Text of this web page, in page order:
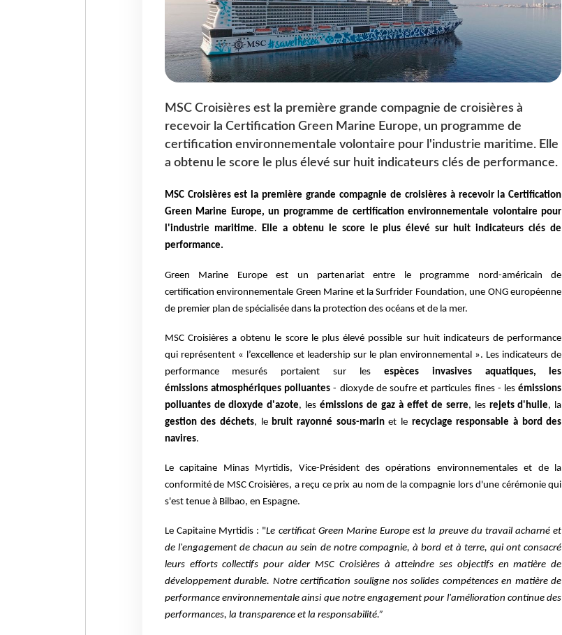
MSC Croisières est la première grande compagnie de croisières à
recevoir la Certification Green Marine Europe, un programme de
certification environnementale volontaire pour l'industrie maritime. Elle
a obtenu le score le plus élevé sur huit indicateurs clés de performance.
MSC Croisières est la première grande compagnie de croisières à recevoir la Certification
Green Marine Europe, un programme de certification environnementale volontaire pour
l'industrie maritime. Elle a obtenu le score le plus élevé sur huit indicateurs clés de
performance.
Green Marine Europe est un partenariat entre le programme nord-américain de
certificationenvironnementale Green Marine et la Surfrider Foundation, une ONG européenne
de premier plan de spécialisée dans la protection des océans et de la mer.
MSC Croisières a obtenu le score le plus élevé possible sur huit indicateurs de performance
qui représentent « l’excellence et leadership sur le plan environnemental ». Les indicateurs de
performance mesurés portaient sur les espèces invasives aquatiques, les
émissions atmosphériques polluantes - dioxyde de soufre et particules fines - les émissions
polluantes de dioxyded'azote, lesémissions de gaz à effet de serre, les rejets d'huile, la
gestion des déchets, lebruit rayonné sous-marinet le recyclage responsable à bord des
navires.
Le capitaine Minas Myrtidis, Vice-Président des opérations environnementales et de la
conformité de MSC Croisières, a reçu ce prix au nom de la compagnie lors d'une cérémonie qui
s'est tenue à Bilbao, en Espagne.
Le Capitaine Myrtidis : "Le certificat Green Marine Europe est la preuve du travail acharné et
de l'engagement de chacun au sein de notre compagnie, à bord et à terre, qui ont consacré
leurs effortscollectifs pour aider MSC Croisières à atteindre ses objectifs en matière de
développement durable. Notrecertification souligne nos solides compétences en matière de
performance environnementale ainsi que notre engagement pour l'amélioration continue des
performances, la transparence et la responsabilité.”